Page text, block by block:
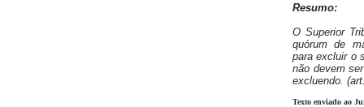
Resumo:
O Superior
quórum de
para excluir o
não devem
excluendo.
Texto enviado ao